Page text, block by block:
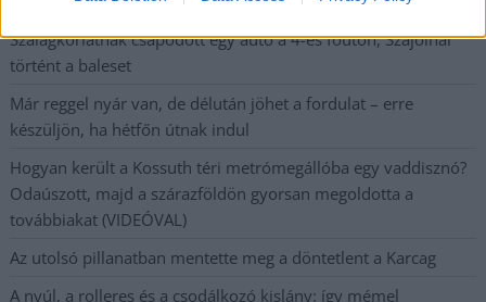
Szalagkorlátnak csapódott egy autó a 4-es főúton, Szajolnál
történt a baleset
Már reggel nyár van, de délután jöhet a fordulat – erre
készüljön, ha hétfőn útnak indul
Hogyan került a Kossuth téri metrómegállóba egy vaddisznó?
Odaúszott, majd a szárazföldön gyorsan megoldotta a
továbbiakat (VIDEÓVAL)
Az utolsó pillanatban mentette meg a döntetlent a Karcag
A nyúl, a rolleres és a csodálkozó kislány: így mémel